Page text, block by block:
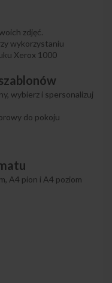
zdjęć.
wykorzystaniu
Xerox 1000
wybierz i spersonalizuj
do pokoju
A4 pion i A4 poziom